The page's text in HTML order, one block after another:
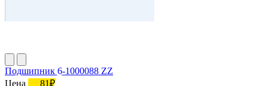
Подшипник 6-1000088 ZZ
Цена
81₽